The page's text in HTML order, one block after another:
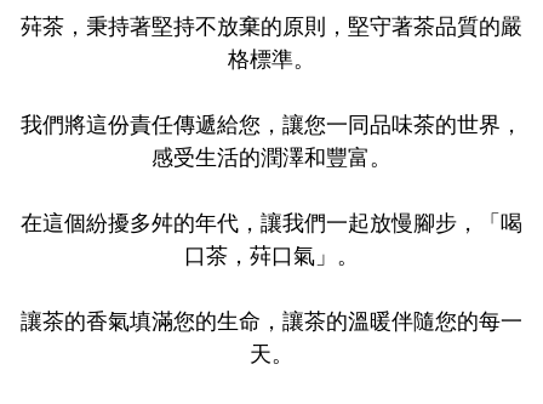
荈茶，秉持著堅持不放棄的原則，堅守著茶品質的嚴
格標準。
我們將這份責任傳遞給您，讓您一同品味茶的世界，
感受生活的潤澤和豐富。
在這個紛擾多舛的年代，讓我們一起放慢腳步，「喝
口茶，荈口氣」。
讓茶的香氣填滿您的生命，讓茶的溫暖伴隨您的每一
天。